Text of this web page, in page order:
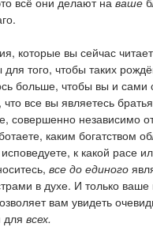
которые вы сейчас
того, чтобы таких
больше, чтобы вы и сами
что все вы являетесь
совершенно независимо
каким богатством
к какой расе
все до единого
в духе. И только ваше
вам увидеть
для всех.